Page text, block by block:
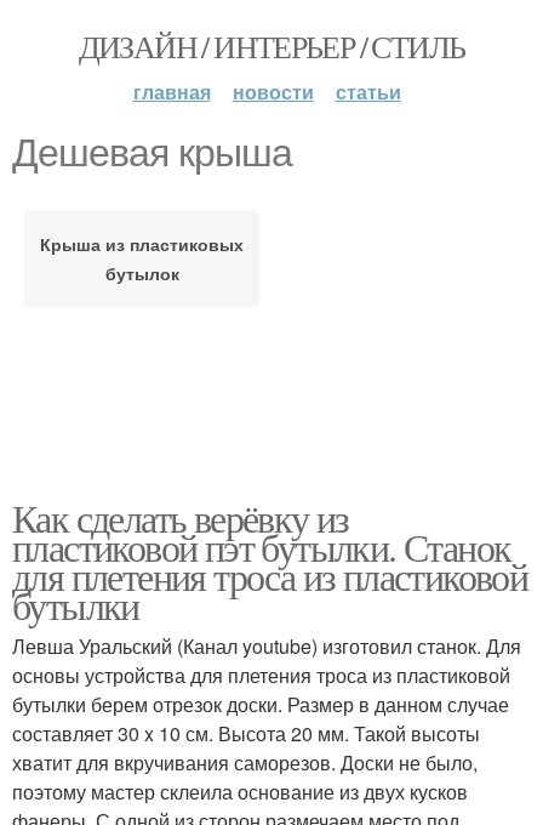
ДИЗАЙН / ИНТЕРЬЕР / СТИЛЬ
главная новости статьи
Дешевая крыша
Крыша из пластиковых
бутылок
Как сделать верёвку из
пластиковой пэт бутылки. Станок
для плетения троса из пластиковой
бутылки
Левша Уральский (Канал youtube) изготовил станок. Для
основы устройства для плетения троса из пластиковой
бутылки берем отрезок доски. Размер в данном случае
составляет 30 x 10 см. Высота 20 мм. Такой высоты
хватит для вкручивания саморезов. Доски не было,
поэтому мастер склеила основание из двух кусков